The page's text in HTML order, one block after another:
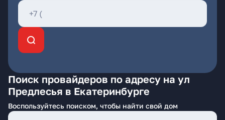
Поиск провайдеров по адресу на ул
Предлесья в Екатеринбурге
Воспользуйтесь поиском, чтобы найти свой дом